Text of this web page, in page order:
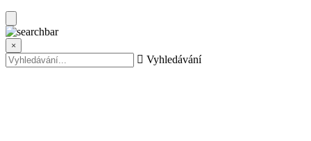
×
Vyhledávání